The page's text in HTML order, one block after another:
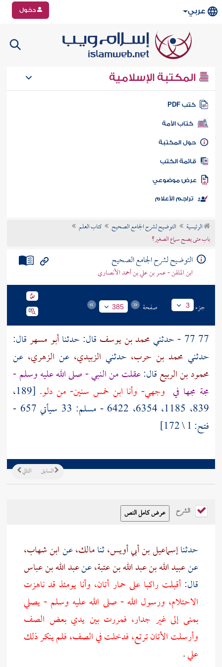
عربي دخول
المكتبة الإسلامية
كتب PDF
كتاب الأمة
المكتبة
الكتب
موضوعي
تراجم الأعلام
الرئيسية التوضيح لشرح الجامع الصحيح
كتاب العلم
باب متى يصح سماع الصغير؟
التوضيح لشرح الجامع الصحيح
ابن الملقن - عمر بن علي بن أحمد الأنصاري
جزء 3 صفحة 385
77 77 - حدثني محمد بن يوسف قال: حدثناأبو مسهرقال:
حدثني محمد بن حرب، حدثني الزبيدي،عن الزهري، عن
محمود بن الربيعقال:عقلت من النبي - صلى الله عليه وسلم -
مجة مجها في وجهي- وأنا ابن خمس سنين- من دلو.
[189،
839، 1185، 6354، 6422 - مسلم: 33 سيأتي 657 -
فتح: 1 \ 172]
التالي السابق
الشرح
حدثناإسماعيل بن أبي أويس،ثنامالك،عنابن شهاب،
عنعبيد الله بن عبد الله بن عتبة،عنعبد الله بن عباس
قال:أقبلت راكبا على حمار أتان، وأنا يومئذ قد ناهزت
الاحتلام، ورسول الله - صلى الله عليه وسلم - يصلي
بمنى إلى غير جدار، فمررت بين يدي بعض الصف
وأرسلت الأتان ترتع، فدخلت في الصف، فلم ينكر ذلك
علي.